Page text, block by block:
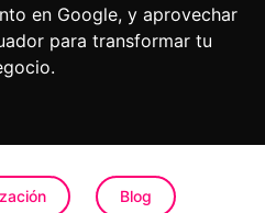
en Google, y aprovechar
para transformar tu
Blog